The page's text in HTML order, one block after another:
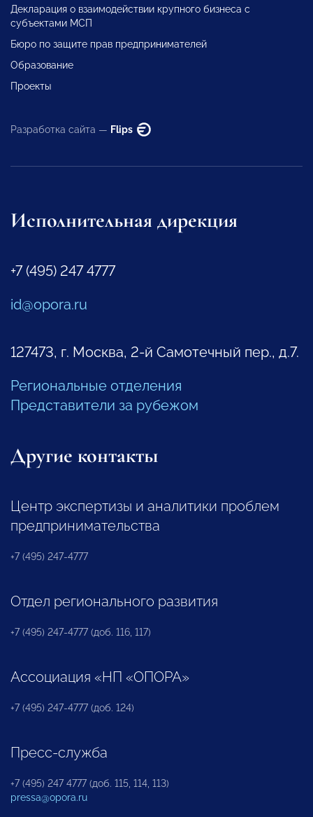
Декларация о взаимодействии крупного бизнеса с
субъектами МСП
Бюро по защите прав предпринимателей
Образование
Проекты
Разработка сайта — Flips
Исполнительная дирекция
+7 (495) 247 4777
id@opora.ru
127473, г. Москва, 2-й Самотечный пер., д.7.
Региональные отделения
Представители за рубежом
Другие контакты
Центр экспертизы и аналитики проблем
предпринимательства
+7 (495) 247-4777
Отдел регионального развития
+7 (495) 247-4777 (доб. 116, 117)
Ассоциация «НП «ОПОРА»
+7 (495) 247-4777 (доб. 124)
Пресс-служба
+7 (495) 247 4777 (доб. 115, 114, 113)
pressa@opora.ru